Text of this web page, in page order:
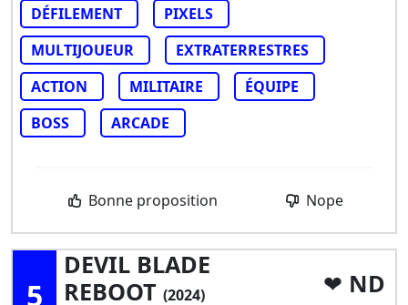
DÉFILEMENT
PIXELS
MULTIJOUEUR
EXTRATERRESTRES
ACTION
MILITAIRE
ÉQUIPE
BOSS
ARCADE
Bonne proposition Nope
5
DEVIL BLADE
REBOOT (2024)
ND